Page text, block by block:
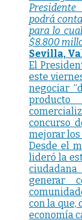
podrá
para lo
$8.800
Sevilla,
El
este
negociar
concurso
mejorar los
Desde el
lideró la
generar
con la que,
economía